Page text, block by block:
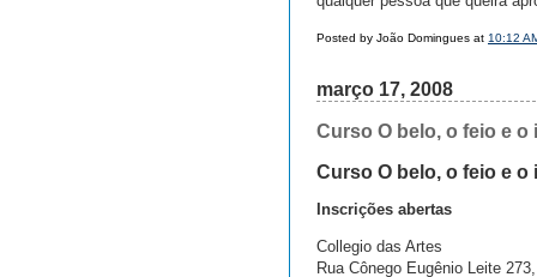
Posted by João Domingues at 10:12
março 17, 2008
Curso O belo, o feio e
Curso O belo, o feio e
Inscrições abertas
Collegio das Artes
Rua Cônego Eugênio Leite